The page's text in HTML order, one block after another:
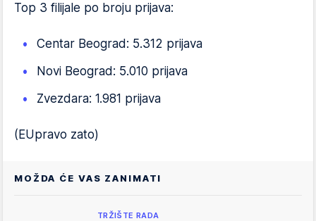
Top 3 filijale po broju prijava:
Centar Beograd: 5.312 prijava
Novi Beograd: 5.010 prijava
Zvezdara: 1.981 prijava
(EUpravo zato)
MOŽDA ĆE VAS ZANIMATI
TRŽIŠTE RADA